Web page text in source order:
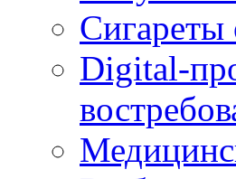
Сигареты
Digital-